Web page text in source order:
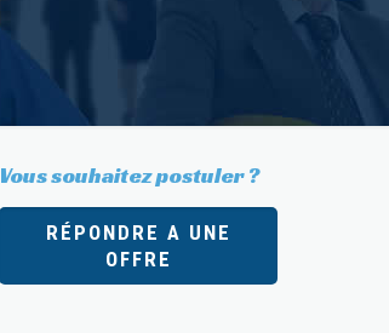
Vous souhaitez postuler ?
RÉPONDRE A UNE
OFFRE